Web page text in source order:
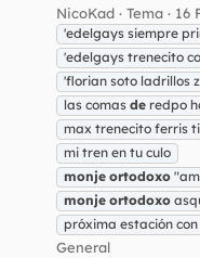
NicoKad Tema 16
'edelgays siempre
'edelgays trenecito
'florian soto ladrillos
las comas de redpo
max trenecito ferris
mi tren en tu culo
monje ortodoxo
monje ortodoxo
próxima estación
General